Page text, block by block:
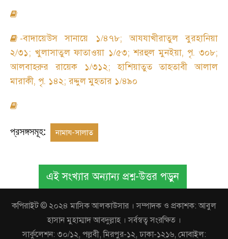
-বাদায়েউস সানায়ে ১/৪৭৮;আযযাখীরাতুল বুরহানিয়া
২/৩১; খুলাসাতুল ফাতাওয়া ১/৫৩;শরহুল মুনইয়া,পৃ. ৩০৮;
আলবাহরুর রায়েক ১/৩১২;হাশিয়াতুত তাহতাবী আলাল
মারাকী, পৃ. ১৪২;রদ্দুল মুহতার ১/৪৯০
প্রসঙ্গসমূহ: নামায-সালাত
এই সংখ্যার অন্যান্য প্রশ্ন-উত্তর পড়ুন
কপিরাইট © ২০২৪ মাসিক আলকাউসার । সম্পাদক ও প্রকাশক: আবুল
হাসান মুহাম্মাদ আবদুল্লাহ । সর্বস্বত্ব সংরক্ষিত ।
সার্কুলেশন: ৩০/১২, পল্লবী, মিরপুর-১২, ঢাকা-১২১৬, মোবাইল: